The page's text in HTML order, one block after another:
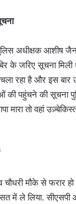
अधीक्षक आशीष
के जरिए सूचना मिली
चला रहा है और इस
की पहुंचने की सूचना
मारा तो वहां
चौधरी मौके से फरार
में ले लिया.